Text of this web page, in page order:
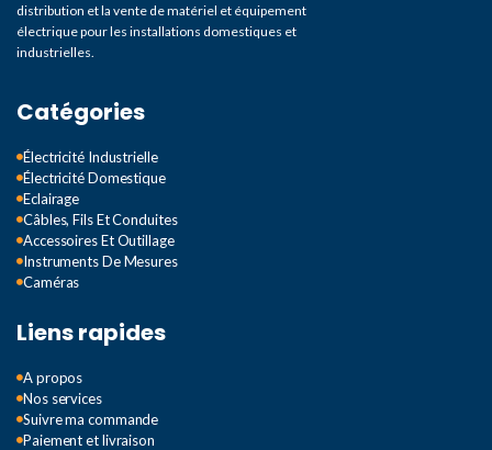
distribution et la vente de matériel et équipement
électrique pour les installations domestiques et
industrielles.
Catégories
Électricité Industrielle
Électricité Domestique
Eclairage
Câbles, Fils Et Conduites
Accessoires Et Outillage
Instruments De Mesures
Caméras
Liens rapides
A propos
Nos services
Suivre ma commande
Paiement et livraison